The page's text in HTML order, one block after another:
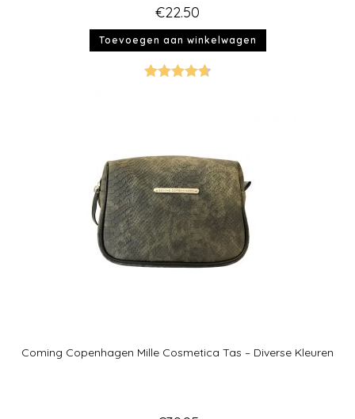
€22.50
Toevoegen aan winkelwagen
Coming Copenhagen Mille Cosmetica Tas – Diverse Kleuren